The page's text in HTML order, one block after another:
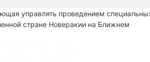
управлять проведением
стране Новеракии на Ближнем